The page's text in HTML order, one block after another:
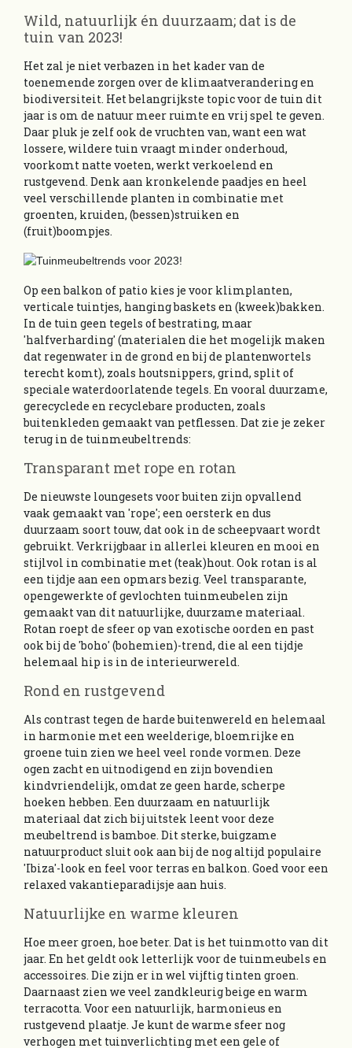
Wild, natuurlijk én duurzaam; dat is de
tuin van 2023!
Het zal je niet verbazen in het kader van de
toenemende zorgen over de klimaatverandering en
biodiversiteit. Het belangrijkste topic voor de tuin dit
jaar is om de natuur meer ruimte en vrij spel te geven.
Daar pluk je zelf ook de vruchten van, want een wat
lossere, wildere tuin vraagt minder onderhoud,
voorkomt natte voeten, werkt verkoelend en
rustgevend. Denk aan kronkelende paadjes en heel
veel verschillende planten in combinatie met
groenten, kruiden, (bessen)struiken en
(fruit)boompjes.
Op een balkon of patio kies je voor klimplanten,
verticale tuintjes, hanging baskets en (kweek)bakken.
In de tuin geen tegels of bestrating, maar
'halfverharding' (materialen die het mogelijk maken
dat regenwater in de grond en bij de plantenwortels
terecht komt), zoals houtsnippers, grind, split of
speciale waterdoorlatende tegels. En vooral duurzame,
gerecyclede en recyclebare producten, zoals
buitenkleden gemaakt van petflessen. Dat zie je zeker
terug in de tuinmeubeltrends:
Transparant met rope en rotan
De nieuwste loungesets voor buiten zijn opvallend
vaak gemaakt van 'rope'; een oersterk en dus
duurzaam soort touw, dat ook in de scheepvaart wordt
gebruikt. Verkrijgbaar in allerlei kleuren en mooi en
stijlvol in combinatie met (teak)hout. Ook rotan is al
een tijdje aan een opmars bezig. Veel transparante,
opengewerkte of gevlochten tuinmeubelen zijn
gemaakt van dit natuurlijke, duurzame materiaal.
Rotan roept de sfeer op van exotische oorden en past
ook bij de 'boho' (bohemien)-trend, die al een tijdje
helemaal hip is in de interieurwereld.
Rond en rustgevend
Als contrast tegen de harde buitenwereld en helemaal
in harmonie met een weelderige, bloemrijke en
groene tuin zien we heel veel ronde vormen. Deze
ogen zacht en uitnodigend en zijn bovendien
kindvriendelijk, omdat ze geen harde, scherpe
hoeken hebben. Een duurzaam en natuurlijk
materiaal dat zich bij uitstek leent voor deze
meubeltrend is bamboe. Dit sterke, buigzame
natuurproduct sluit ook aan bij de nog altijd populaire
'Ibiza'-look en feel voor terras en balkon. Goed voor een
relaxed vakantieparadijsje aan huis.
Natuurlijke en warme kleuren
Hoe meer groen, hoe beter. Dat is het tuinmotto van dit
jaar. En het geldt ook letterlijk voor de tuinmeubels en
accessoires. Die zijn er in wel vijftig tinten groen.
Daarnaast zien we veel zandkleurig beige en warm
terracotta. Voor een natuurlijk, harmonieus en
rustgevend plaatje. Je kunt de warme sfeer nog
verhogen met tuinverlichting met een gele of